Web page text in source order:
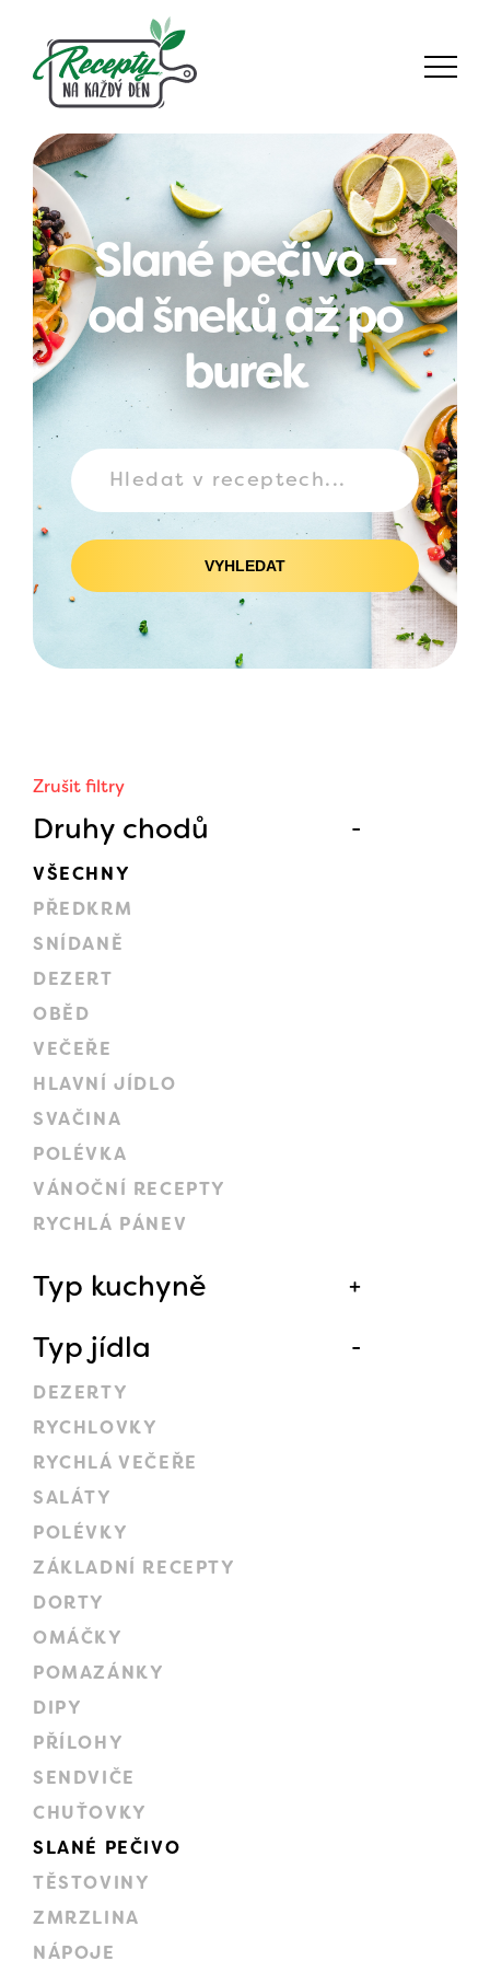
Slané pečivo –
od šneků až po
burek
VYHLEDAT
Zrušit filtry
Druhy chodů
VŠECHNY
PŘEDKRM
SNÍDANĚ
DEZERT
OBĚD
VEČEŘE
HLAVNÍ JÍDLO
SVAČINA
POLÉVKA
VÁNOČNÍ RECEPTY
RYCHLÁ PÁNEV
Typ kuchyně
Typ jídla
DEZERTY
RYCHLOVKY
RYCHLÁ VEČEŘE
SALÁTY
POLÉVKY
ZÁKLADNÍ RECEPTY
DORTY
OMÁČKY
POMAZÁNKY
DIPY
PŘÍLOHY
SENDVIČE
CHUŤOVKY
SLANÉ PEČIVO
TĚSTOVINY
ZMRZLINA
NÁPOJE